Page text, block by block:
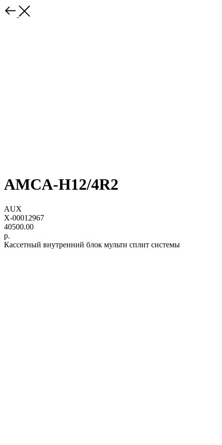
AMCA-H12/4R2
AUX
X-00012967
40500.00
р.
Кассетный внутренний блок мульти сплит системы